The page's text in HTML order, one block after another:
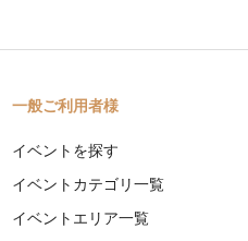
一般ご利用者様
イベントを探す
イベントカテゴリ一覧
イベントエリア一覧